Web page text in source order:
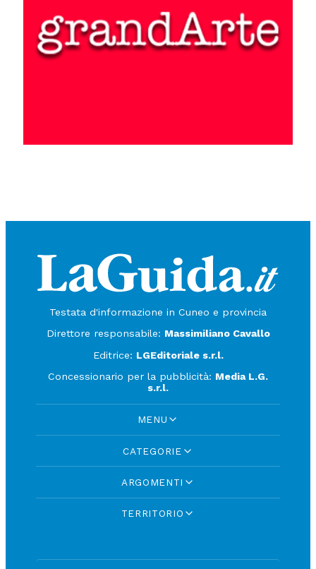
Testata d'informazione in Cuneo e provincia
Direttore responsabile: Massimiliano Cavallo
Editrice: LGEditoriale s.r.l.
Concessionario per la pubblicità: Media L.G.
s.r.l.
MENU
CATEGORIE
ARGOMENTI
TERRITORIO